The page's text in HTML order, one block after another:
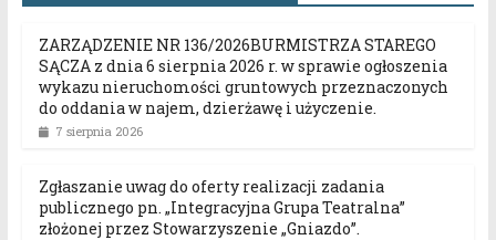
ZARZĄDZENIE NR 136/2026BURMISTRZA STAREGO
SĄCZA z dnia 6 sierpnia 2026 r. w sprawie ogłoszenia
wykazu nieruchomości gruntowych przeznaczonych
do oddania w najem, dzierżawę i użyczenie.
7 sierpnia 2026
Zgłaszanie uwag do oferty realizacji zadania
publicznego pn. „Integracyjna Grupa Teatralna”
złożonej przez Stowarzyszenie „Gniazdo”.